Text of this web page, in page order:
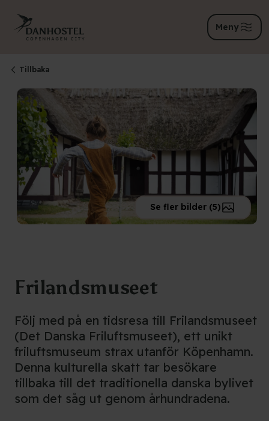
Meny
Tillbaka
Se fler bilder (5)
Frilandsmuseet
Följ med på en tidsresa till Frilandsmuseet
(Det Danska Friluftsmuseet), ett unikt
friluftsmuseum strax utanför Köpenhamn.
Denna kulturella skatt tar besökare
tillbaka till det traditionella danska bylivet
som det såg ut genom århundradena.